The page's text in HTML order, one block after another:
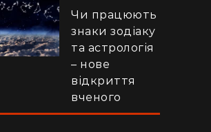
Чи працюють
знаки зодіаку
та астрологія
– нове
відкриття
вченого